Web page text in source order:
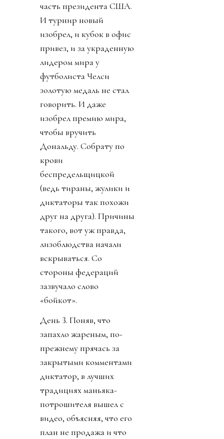
часть президента США.
И турнир новый
изобрел, и кубок в офис
привез, и за украденную
лидером мира у
футболиста Челси
золотую медаль не стал
говорить. И даже
изобрел премию мира,
чтобы вручить
Дональду. Собрату по
крови
беспредельщицкой
(ведь тираны, жулики и
диктаторы так похожи
друг на друга). Причины
такого, вот уж правда,
лизоблюдства начали
вскрываться. Со
стороны федераций
зазвучало слово
«бойкот».
День 3. Поняв, что
запахло жареным, по-
прежнему прячась за
закрытыми комментами
диктатор, в лучших
традициях маньяка-
потрошителя вышел с
видео, объясняя, что его
план не продажа и что